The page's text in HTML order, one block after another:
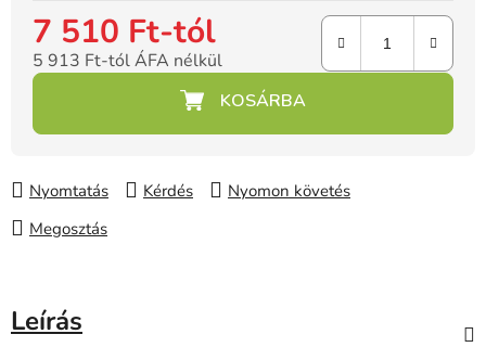
7 510 Ft-tól
5 913 Ft-tól ÁFA nélkül
Nyomtatás Kérdés
Nyomon követés
Megosztás
Leírás